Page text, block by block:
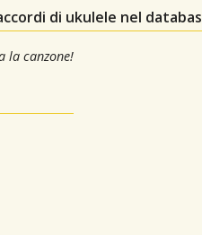
di ukulele nel
la canzone!